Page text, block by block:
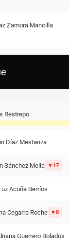
Zamora Mancilla
Cristancho
García Cárdenas
González Anderson
Restrepo
Díaz Mestanza
Sánchez Mella 17
Acuña Berríos
Cegarra Roche 8
Guerrero Bolados